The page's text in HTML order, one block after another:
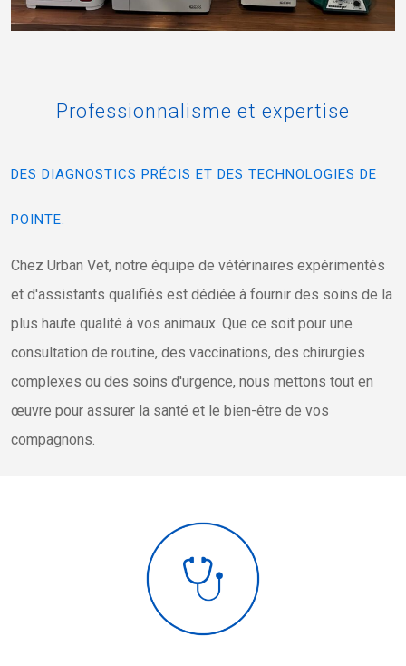
Professionnalisme et expertise
DES DIAGNOSTICS PRÉCIS ET DES TECHNOLOGIES DE
POINTE.
Chez Urban Vet, notre équipe de vétérinaires expérimentés
et d'assistants qualifiés est dédiée à fournir des soins de la
plus haute qualité à vos animaux. Que ce soit pour une
consultation de routine, des vaccinations, des chirurgies
complexes ou des soins d'urgence, nous mettons tout en
œuvre pour assurer la santé et le bien-être de vos
compagnons.